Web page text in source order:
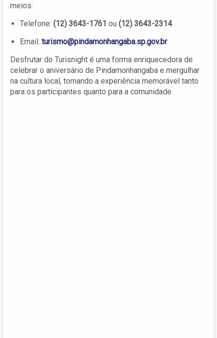
meios:
Telefone: (12) 3643-1761 ou (12) 3643-2314
Email: turismo@pindamonhangaba.sp.gov.br
Desfrutar do Turisnight é uma forma enriquecedora de
celebrar o aniversário de Pindamonhangaba e mergulhar
na cultura local, tornando a experiência memorável tanto
para os participantes quanto para a comunidade.